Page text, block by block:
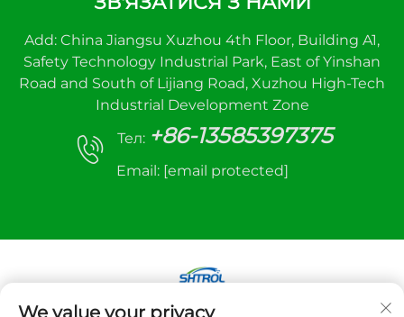
Add: China Jiangsu Xuzhou 4th Floor, Building A1,
Safety Technology Industrial Park, East of Yinshan
Road and South of Lijiang Road, Xuzhou High-Tech
Industrial Development Zone
Тел: +86-13585397375
Email: [email protected]
We value your privacy